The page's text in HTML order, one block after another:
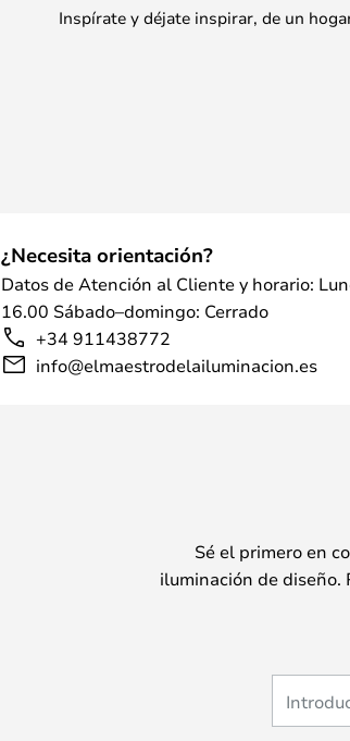
Inspírate y déjate inspirar, de un
¿Necesita orientación?
Datos de Atención al Cliente y horario:
16.00 Sábado–domingo: Cerrado
+34 911438772
info@elmaestrodelailuminacion.es
Sé el primero en
iluminación de diseño.